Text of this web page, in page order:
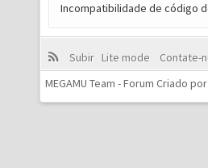
Incompatibilidade de código
Subir Lite mode
Contate-
MEGAMU Team - Forum Criado por